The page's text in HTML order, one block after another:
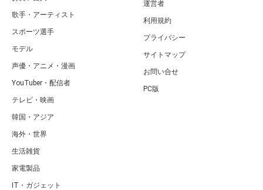
歌手・アーティスト
スポーツ選手
モデル
声優・アニメ・漫画
YouTuber・配信者
テレビ・映画
韓国・アジア
海外・世界
生活雑貨
家電製品
IT・ガジェット
運営者
利用規約
プライバシー
サイトマップ
お問い合せ
PC版